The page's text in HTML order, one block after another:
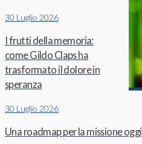
30 Luglio 2026
I frutti della memoria:
come Gildo Claps ha
trasformato il dolore in
speranza
30 Luglio 2026
Una roadmap per la missione oggi